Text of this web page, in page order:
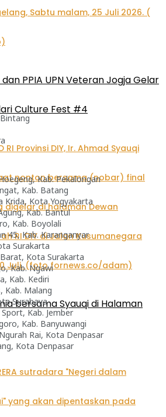
PPIA UPN Veteran Jogja Gelar
Culture Fest #4
bersama Syauqi di Halaman
Kab. Pekalongan
Kab. Batang
Krida, Kota Yogyakarta
Kab. Bantul
Kab. Boyolali
45, Kab. Karanganyar
Surakarta
Kota Surakarta
Kab. Ngawi
Kab. Kediri
Kab. Malang
Surabaya
Kab. Jember
Kab. Banyuwangi
Rai, Kota Denpasar
Kota Denpasar